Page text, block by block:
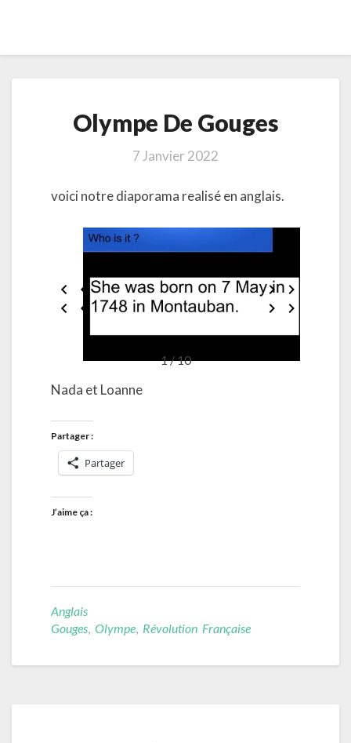
De
Gouges
Olympe De Gouges
7 Janvier 2022
voici notre diaporama realisé en anglais.
1 / 10
Nada et Loanne
Partager :
Partager
J’aime ça :
Anglais
Gouges, Olympe, Révolution Française